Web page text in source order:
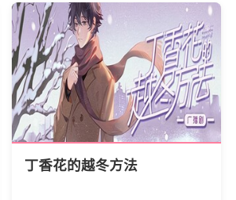
丁香花的越冬方法